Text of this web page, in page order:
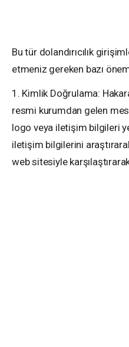
Bu tür dolandırıcılık
etmeniz gereken bazı
1. Kimlik Doğrulama:
resmi kurumdan gelen
logo veya iletişim bilgileri
iletişim bilgilerini
web sitesiyle